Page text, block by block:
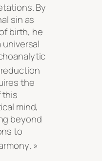
. By
sin as
birth, he
the
this
mind,
beyond
to
. »